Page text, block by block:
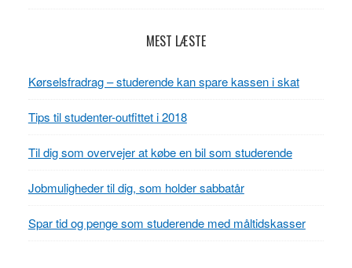
MEST LÆSTE
Kørselsfradrag – studerende kan spare kassen i skat
Tips til studenter-outfittet i 2018
Til dig som overvejer at købe en bil som studerende
Jobmuligheder til dig, som holder sabbatår
Spar tid og penge som studerende med måltidskasser